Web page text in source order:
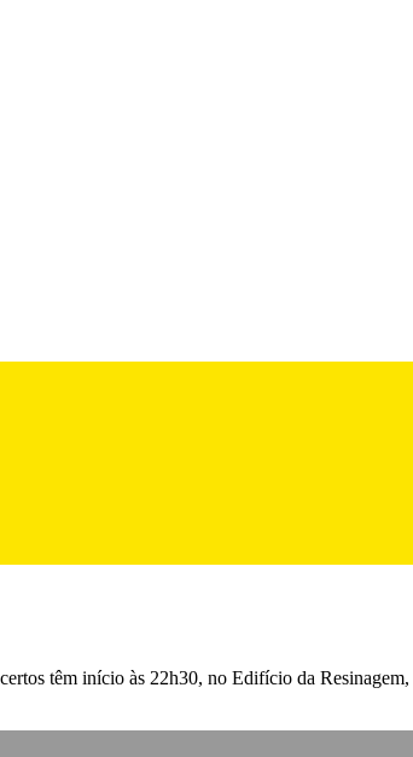
têm início às 22h30, no Edifício da